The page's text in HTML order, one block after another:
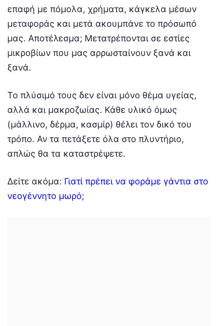
επαφή με πόμολα, χρήματα, κάγκελα μέσων
μεταφοράς και μετά ακουμπάνε το πρόσωπό
μας. Αποτέλεσμα; Μετατρέπονται σε εστίες
μικροβίων που μας αρρωσταίνουν ξανά και
ξανά.
Το πλύσιμό τους δεν είναι μόνο θέμα υγείας,
αλλά και μακροζωίας. Κάθε υλικό όμως
(μάλλινο, δέρμα, κασμίρ) θέλει τον δικό του
τρόπο. Αν τα πετάξετε όλα στο πλυντήριο,
απλώς θα τα καταστρέψετε.
Δείτε ακόμα: Γιατί πρέπει να φοράμε γάντια στο
νεογέννητο μωρό;